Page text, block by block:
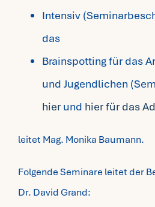
Intensiv
das
Brainspotting für das
und Jugendlichen
hierund hier für das
leitet Mag. Monika Baumann.
Folgende Seminare leitet der
Dr. David Grand: